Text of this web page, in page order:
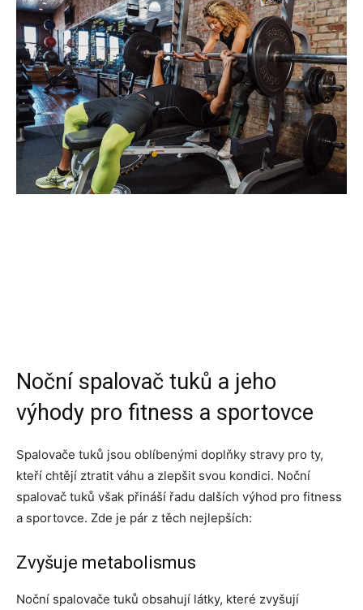
Noční spalovač tuků a jeho
výhody pro fitness a sportovce
Spalovače tuků jsou oblíbenými doplňky stravy pro ty,
kteří chtějí ztratit váhu a zlepšit svou kondici. Noční
spalovač tuků však přináší řadu dalších výhod pro fitness
a sportovce. Zde je pár z těch nejlepších:
Zvyšuje metabolismus
Noční spalovače tuků obsahují látky, které zvyšují